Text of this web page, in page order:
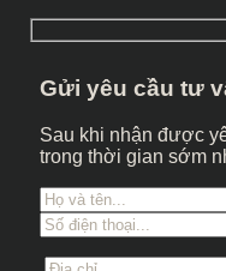
Gửi yêu cầu tư
Sau khi nhận được
trong thời gian sớm